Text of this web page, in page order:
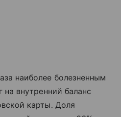
наиболее болезненным
на внутренний баланс
карты. Доля